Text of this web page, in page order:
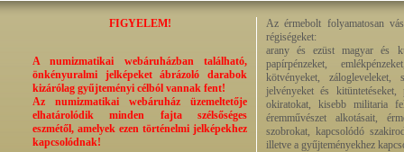
FIGYELEM!
A numizmatikai webáruházban található,
önkényuralmi jelképeket ábrázoló darabok
kizárólag gyűjteményi célból vannak fent!
Az numizmatikai webáruház üzemeltetője
elhatárolódik minden fajta szélsőséges
eszmétől, amelyek ezen történelmi jelképekhez
kapcsolódnak!
Az érmebolt folyamatosan
régiségeket:
arany és ezüst magyar és
papírpénzeket,
kötvényeket,
jelvényeket és kitüntetéseket,
okiratokat, kisebb militaria
éremművészet alkotásait,
szobrokat, kapcsolódó
illetve a gyűjteményekhez